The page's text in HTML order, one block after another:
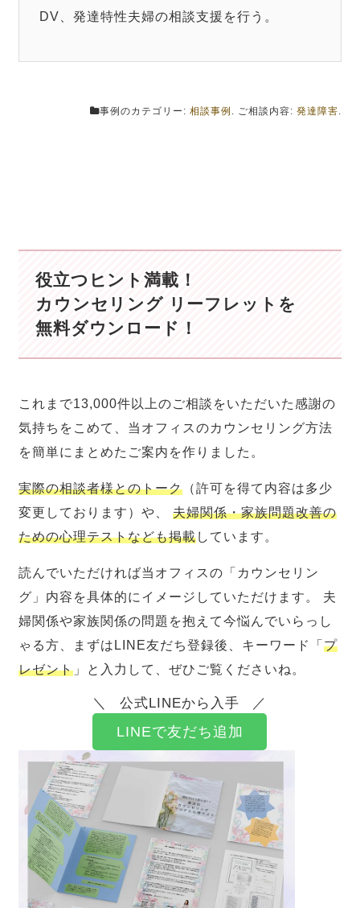
DV、発達特性夫婦の相談支援を行う。
事例のカテゴリー: 相談事例 . ご相談内容: 発達障害.
役立つヒント満載！
カウンセリング リーフレットを
無料ダウンロード！
これまで13,000件以上のご相談をいただいた感謝の
気持ちをこめて、当オフィスのカウンセリング方法
を簡単にまとめたご案内を作りました。
実際の相談者様とのトーク （許可を得て内容は多少
変更しております）や、夫婦関係・家族問題改善の
ための心理テストなども掲載しています。
読んでいただければ当オフィスの「カウンセリン
グ」内容を具体的にイメージしていただけます。 夫
婦関係や家族関係の問題を抱えて今悩んでいらっし
ゃる方、まずはLINE友だち登録後、キーワード「プ
レゼント 」と入力して、ぜひご覧くださいね。
公式LINEから入手
LINEで友だち追加